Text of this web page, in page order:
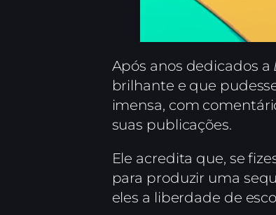
Após anos dedicados a
brilhante e que
imensa, com
suas publicações.
Ele acredita que, se
para produzir uma
eles a liberdade de